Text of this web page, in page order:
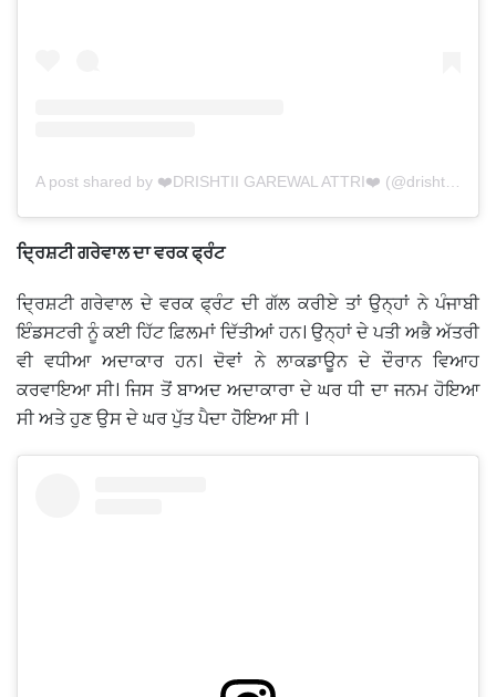
ਦ੍ਰਿਸ਼ਟੀ ਗਰੇਵਾਲ ਦਾ ਵਰਕ ਫ੍ਰੰਟ
ਦ੍ਰਿਸ਼ਟੀ ਗਰੇਵਾਲ ਦੇ ਵਰਕ ਫ੍ਰੰਟ ਦੀ ਗੱਲ ਕਰੀਏ ਤਾਂ ਉਨ੍ਹਾਂ ਨੇ ਪੰਜਾਬੀ
ਇੰਡਸਟਰੀ ਨੂੰ ਕਈ ਹਿੱਟ ਫ਼ਿਲਮਾਂ ਦਿੱਤੀਆਂ ਹਨ। ਉਨ੍ਹਾਂ ਦੇ ਪਤੀ ਅਭੈ ਅੱਤਰੀ
ਵੀ ਵਧੀਆ ਅਦਾਕਾਰ ਹਨ। ਦੋਵਾਂ ਨੇ ਲਾਕਡਾਊਨ ਦੇ ਦੌਰਾਨ ਵਿਆਹ
ਕਰਵਾਇਆ ਸੀ। ਜਿਸ ਤੋਂ ਬਾਅਦ ਅਦਾਕਾਰਾ ਦੇ ਘਰ ਧੀ ਦਾ ਜਨਮ ਹੋਇਆ
ਸੀ ਅਤੇ ਹੁਣ ਉਸ ਦੇ ਘਰ ਪੁੱਤ ਪੈਦਾ ਹੋੋਇਆ ਸੀ ।